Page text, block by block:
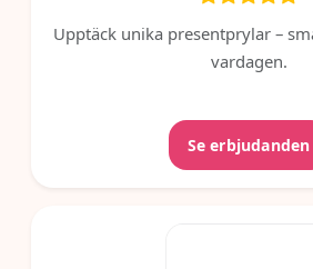
Upptäck unika presentprylar –
vardagen.
Se erbjudanden